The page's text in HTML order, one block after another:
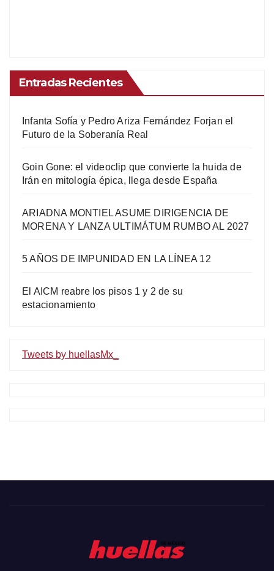
Entradas Recientes
Infanta Sofía y Pedro Ariza Fernández Forjan el
Futuro de la Soberanía Real
Goin Gone: el videoclip que convierte la huida de
Irán en mitología épica, llega desde España
ARIADNA MONTIEL ASUME DIRIGENCIA DE
MORENA Y LANZA ULTIMÁTUM RUMBO AL 2027
5 AÑOS DE IMPUNIDAD EN LA LÍNEA 12
El AICM reabre los pisos 1 y 2 de su
estacionamiento
Tweets by huellasMx_